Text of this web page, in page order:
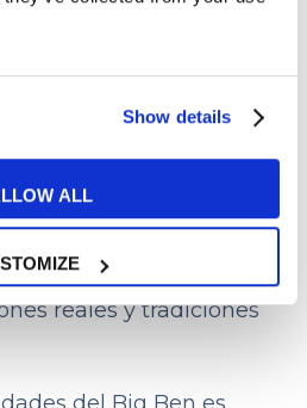
Show details
ALL
la hora: también
en la historia
superviviente de
en su vida y
clave, de cambios
reales y tradiciones